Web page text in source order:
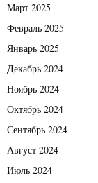
Март 2025
Февраль 2025
Январь 2025
Декабрь 2024
Ноябрь 2024
Октябрь 2024
Сентябрь 2024
Август 2024
Июль 2024